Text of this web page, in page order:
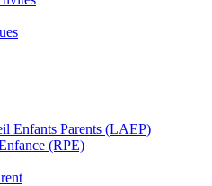
Enfants Parents (LAEP)
(RPE)